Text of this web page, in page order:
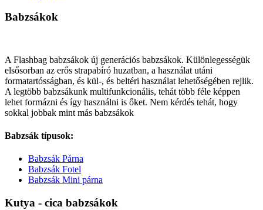
Babzsákok
A Flashbag babzsákok új generációs babzsákok. Különlegességük
elsősorban az erős strapabíró huzatban, a használat utáni
formatartósságban, és kül-, és beltéri használat lehetőségében rejlik.
A legtöbb babzsákunk multifunkcionális, tehát több féle képpen
lehet formázni és így használni is őket. Nem kérdés tehát, hogy
sokkal jobbak mint más babzsákok
Babzsák típusok:
Babzsák Párna
Babzsák Fotel
Babzsák Mini párna
Kutya - cica babzsákok